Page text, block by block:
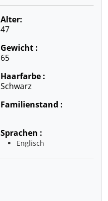
Alter:
47
Gewicht :
65
Haarfarbe :
Schwarz
Familienstand :
Sprachen :
Englisch